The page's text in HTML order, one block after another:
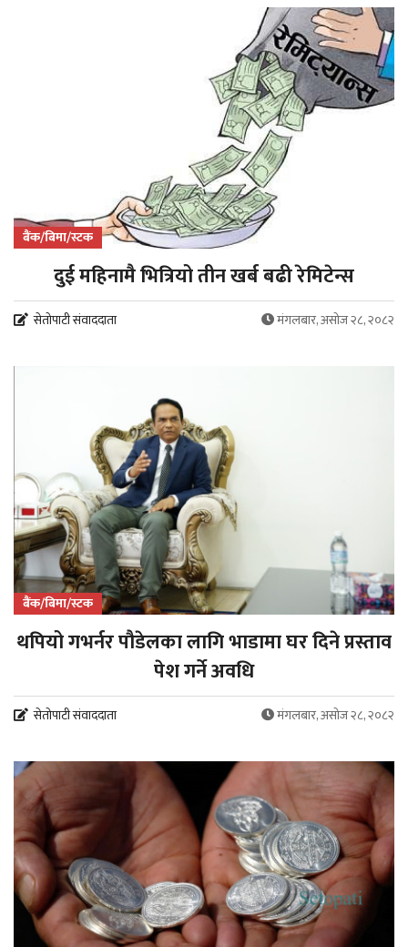
बैंक/बिमा/स्टक
दुई महिनामै भित्रियो तीन खर्ब बढी रेमिटेन्स
सेतोपाटी संवाददाता मंगलबार, असोज २८, २०८२
बैंक/बिमा/स्टक
थपियो गभर्नर पौडेलका लागि भाडामा घर दिने प्रस्ताव
पेश गर्ने अवधि
सेतोपाटी संवाददाता मंगलबार, असोज २८, २०८२